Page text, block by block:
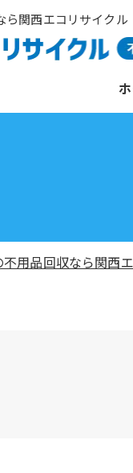
ら関西エコリサイクル
用品回収なら関西